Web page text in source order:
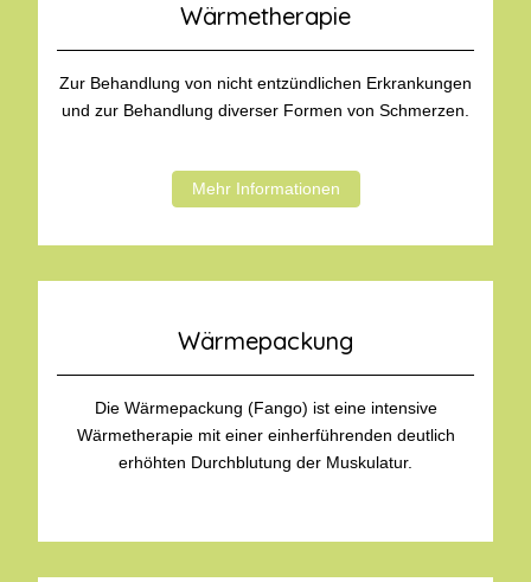
Wärmetherapie
Zur Behandlung von nicht entzündlichen Erkrankungen
und zur Behandlung diverser Formen von Schmerzen.
Mehr Informationen
Wärmepackung
Die Wärmepackung (Fango) ist eine intensive
Wärmetherapie mit einer einherführenden deutlich
erhöhten Durchblutung der Muskulatur.